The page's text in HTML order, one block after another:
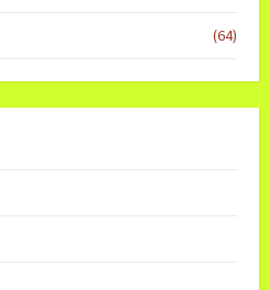
(64)